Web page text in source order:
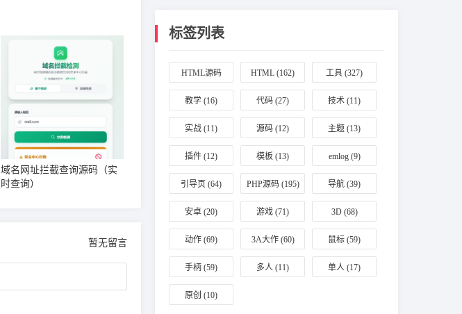
域名网址拦截查询源码（实
时查询）
暂无留言
标签列表
HTML源码
(164)
HTML (162) 工具 (327)
教学 (16) 代码 (27) 技术 (11)
实战 (11) 源码 (12) 主题 (13)
插件 (12) 模板 (13) emlog(9)
引导页 (64) PHP源码(195) 导航 (39)
安卓 (20) 游戏 (71) 3D(68)
动作 (69) 3A大作(60) 鼠标 (59)
手柄 (59) 多人 (11) 单人 (17)
原创 (10)